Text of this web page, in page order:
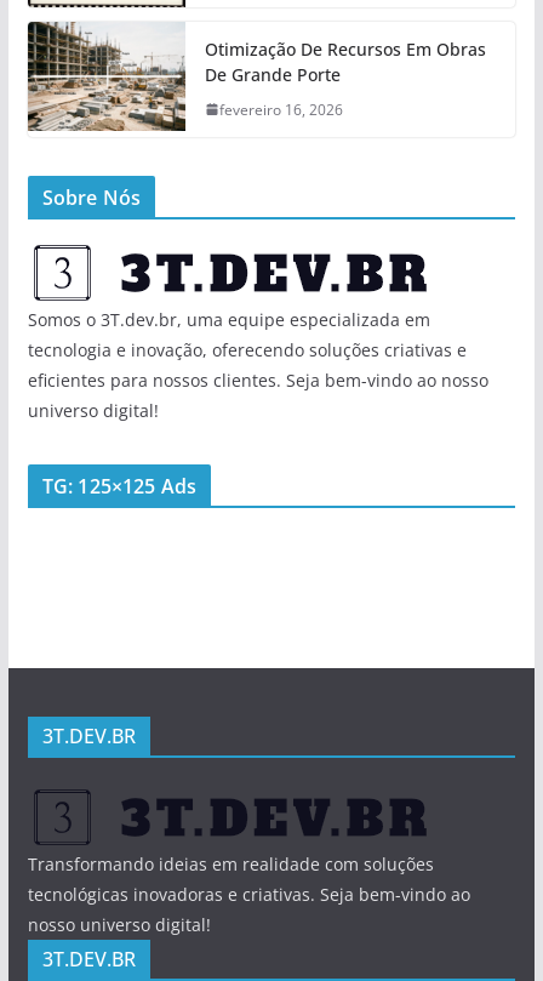
Otimização De Recursos Em Obras
De Grande Porte
fevereiro 16, 2026
Sobre Nós
Somos o 3T.dev.br, uma equipe especializada em
tecnologia e inovação, oferecendo soluções criativas e
eficientes para nossos clientes. Seja bem-vindo ao nosso
universo digital!
TG: 125×125 Ads
3T.DEV.BR
Transformando ideias em realidade com soluções
tecnológicas inovadoras e criativas. Seja bem-vindo ao
nosso universo digital!
3T.DEV.BR